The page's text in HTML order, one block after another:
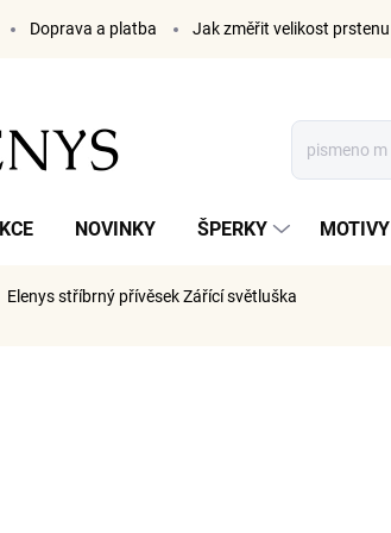
Doprava a platba Jak změřit velikost prstenu
NOVINKY ŠPERKY MOTIVY
Elenys stříbrný přívěsek Zářící světluška